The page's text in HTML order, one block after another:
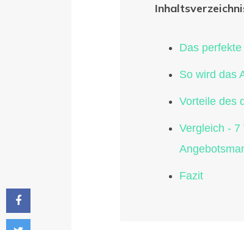
Das
So wird das
Vorteile des
Vergleich - 7
Fazit